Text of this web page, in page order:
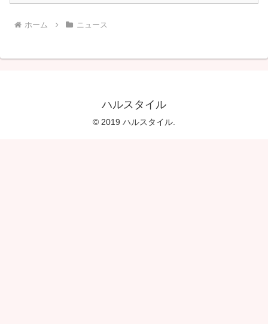
ホーム ニュース
ハルスタイル
© 2019 ハルスタイル.